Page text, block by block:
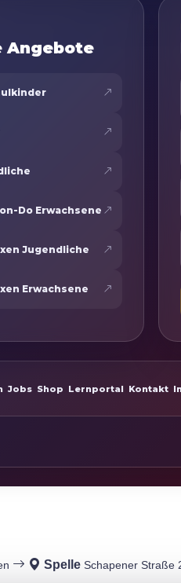
Angebote
Do Erwachsene
Jugendliche
Erwachsene
Jobs Shop Lernportal Kontakt
Spelle Schapener Straße